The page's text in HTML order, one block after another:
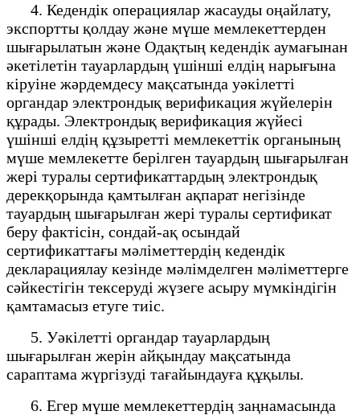
4. Кедендік операциялар жасауды оңайлату,
экспортты қолдау және мүше мемлекеттерден
шығарылатын және Одақтың кедендік аумағынан
әкетілетін тауарлардың үшінші елдің нарығына
кіруіне жәрдемдесу мақсатында уәкілетті
органдар электрондық верификация жүйелерін
құрады. Электрондық верификация жүйесі
үшінші елдің құзыретті мемлекеттік органының
мүше мемлекетте берілген тауардың шығарылған
жері туралы сертификаттардың электрондық
дерекқорында қамтылған ақпарат негізінде
тауардың шығарылған жері туралы сертификат
беру фактісін, сондай-ақ осындай
сертификаттағы мәліметтердің кедендік
декларациялау кезінде мәлімделген мәліметтерге
сәйкестігін тексеруді жүзеге асыру мүмкіндігін
қамтамасыз етуге тиіс.
5. Уәкілетті органдар тауарлардың
шығарылған жерін айқындау мақсатында
сараптама жүргізуді тағайындауға құқылы.
6. Егер мүше мемлекеттердің заңнамасында